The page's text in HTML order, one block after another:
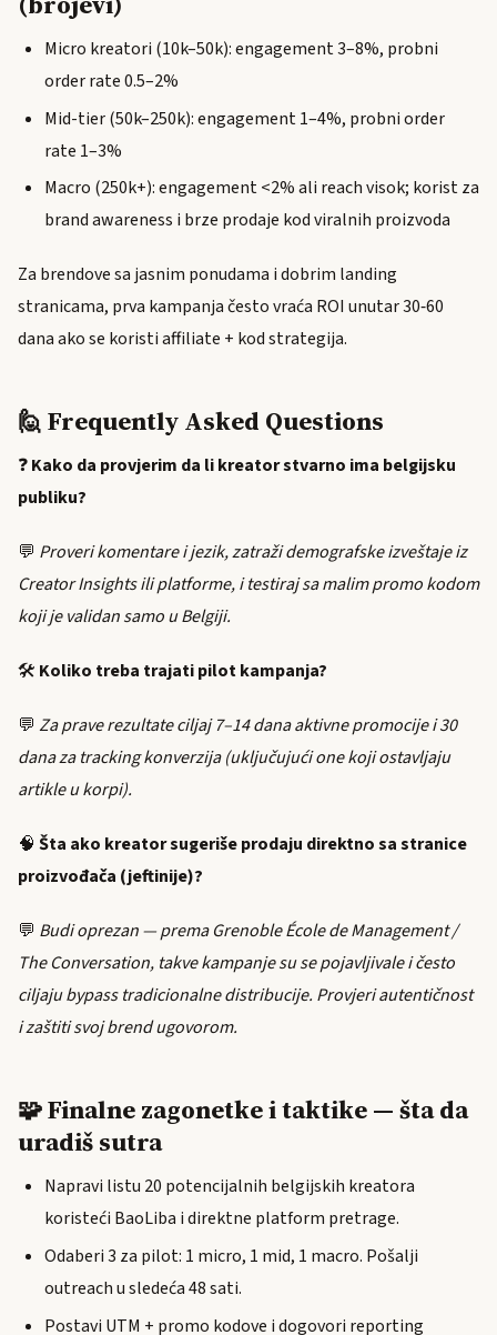
Micro kreatori (10k–50k): engagement 3–8%, probni
order rate 0.5–2%
Mid-tier (50k–250k): engagement 1–4%, probni order
rate 1–3%
Macro (250k+): engagement <2% ali reach visok; korist za
brand awareness i brze prodaje kod viralnih proizvoda
Za brendove sa jasnim ponudama i dobrim landing
stranicama, prva kampanja često vraća ROI unutar 30‑60
dana ako se koristi affiliate + kod strategija.
🙋 Frequently Asked Questions
❓Kako da provjerim da li kreator stvarno ima belgijsku
publiku?
💬 Proveri komentare i jezik, zatraži demografske izveštaje iz
Creator Insights ili platforme, i testiraj sa malim promo kodom
koji je validan samo u Belgiji.
🛠️ Koliko treba trajati pilot kampanja?
💬 Za prave rezultate ciljaj 7–14 dana aktivne promocije i 30
dana za tracking konverzija (uključujući one koji ostavljaju
artikle u korpi).
🧠 Šta ako kreator sugeriše prodaju direktno sa stranice
proizvođača (jeftinije)?
💬 Budi oprezan — prema Grenoble École de Management /
The Conversation, takve kampanje su se pojavljivale i često
ciljaju bypass tradicionalne distribucije. Provjeri autentičnost
i zaštiti svoj brend ugovorom.
🧩 Finalne zagonetke i taktike — šta da
uradiš sutra
Napravi listu 20 potencijalnih belgijskih kreatora
koristeći BaoLiba i direktne platform pretrage.
Odaberi 3 za pilot: 1 micro, 1 mid, 1 macro. Pošalji
outreach u sledeća 48 sati.
Postavi UTM + promo kodove i dogovori reporting